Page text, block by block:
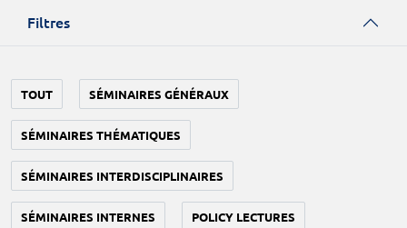
Filtres
TOUT SÉMINAIRES GÉNÉRAUX
SÉMINAIRES THÉMATIQUES
SÉMINAIRES INTERDISCIPLINAIRES
SÉMINAIRES INTERNES POLICY LECTURES